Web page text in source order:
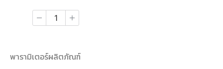
พารามิเตอร์ผลิตภัณฑ์